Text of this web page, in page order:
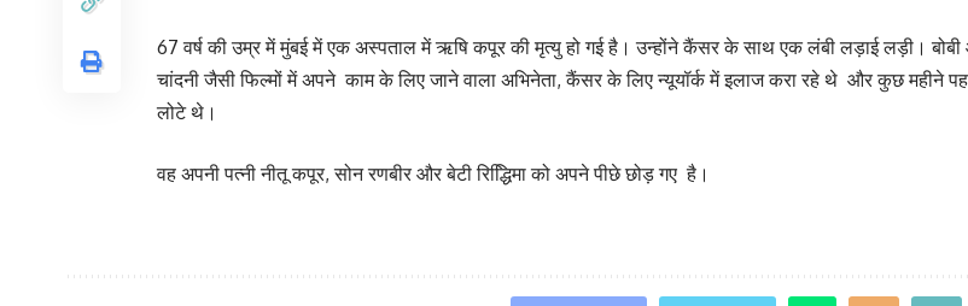
67 वर्ष की उम्र में मुंबई में एक अस्पताल में ऋषि कपूर की मृत्यु हो गई है। उन्होंने कैंसर के साथ एक लंबी लड़ाई लड़ी।
चांदनी जैसी फिल्मों में अपने काम के लिए जाने वाला अभिनेता, कैंसर के लिए न्यूयॉर्क में इलाज करा रहे थे और कुछ महीने
लोटे थे।
वह अपनी पत्नी नीतू कपूर, सोन रणबीर और बेटी रिद्धििमा को अपने पीछे छोड़ गए है।